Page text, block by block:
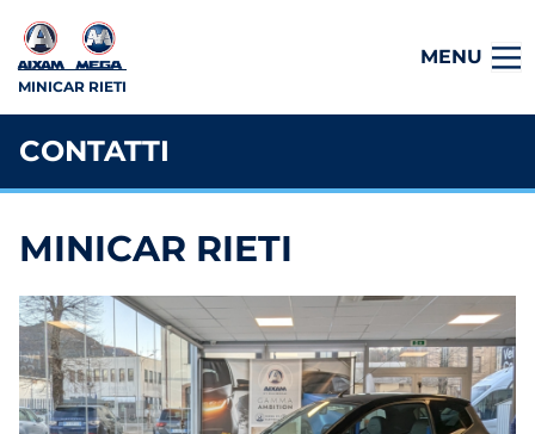
MINICAR RIETI
MENU
CONTATTI
MINICAR RIETI